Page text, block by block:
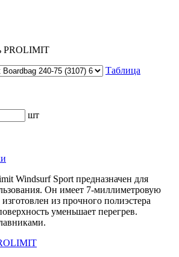
PROLIMIT
Таблица
шт
Windsurf Sport предназначен для
Он имеет 7-миллиметровую
из прочного полиэстера
уменьшает перегрев.